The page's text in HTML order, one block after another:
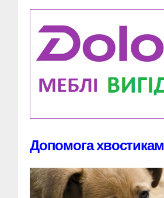
Допомога хвостикам